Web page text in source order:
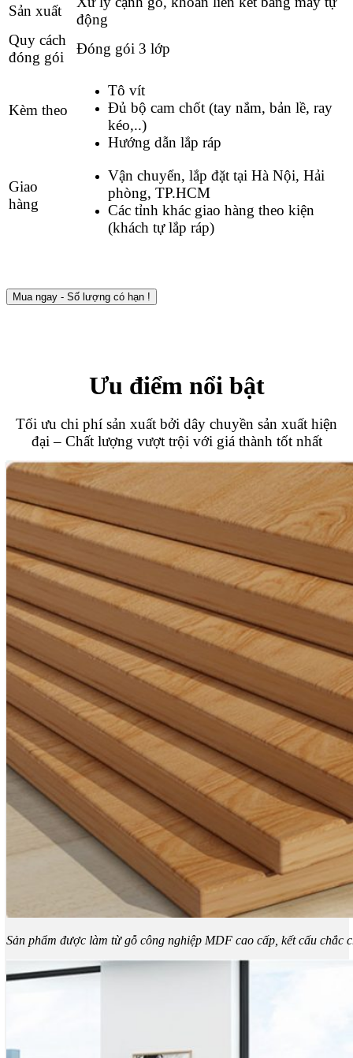
Sản xuất
động
Quy cách
đóng gói
Đóng gói 3 lớp
Kèm theo
Tô vít
Đủ bộ cam chốt (tay nắm, bản lề, ray
kéo,..)
Hướng dẫn lắp ráp
Giao
hàng
Vận chuyển, lắp đặt tại Hà Nội, Hải
phòng, TP.HCM
Các tỉnh khác giao hàng theo kiện
(khách tự lắp ráp)
Mua ngay - Số lượng có hạn !
Ưu điểm nổi bật
Tối ưu chi phí sản xuất bởi dây chuyền sản xuất hiện
đại – Chất lượng vượt trội với giá thành tốt nhất
Sản phẩm được làm từ gỗ công nghiệp MDF cao cấp, kết cấu chắc